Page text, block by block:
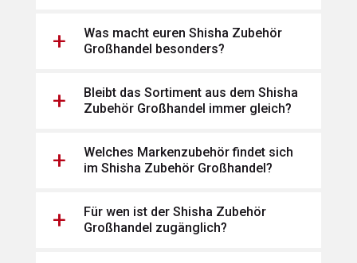
Was macht euren Shisha Zubehör
Großhandel besonders?
Bleibt das Sortiment aus dem Shisha
Zubehör Großhandel immer gleich?
Welches Markenzubehör findet sich
im Shisha Zubehör Großhandel?
Für wen ist der Shisha Zubehör
Großhandel zugänglich?